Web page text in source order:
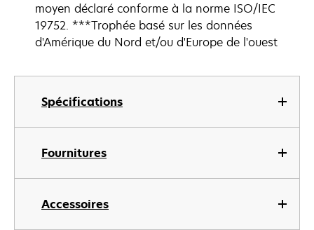
Spécifications
Fournitures
Accessoires
moyen déclaré conforme à la norme ISO/IEC
19752. ***Trophée basé sur les données
d'Amérique du Nord et/ou d'Europe de l'ouest